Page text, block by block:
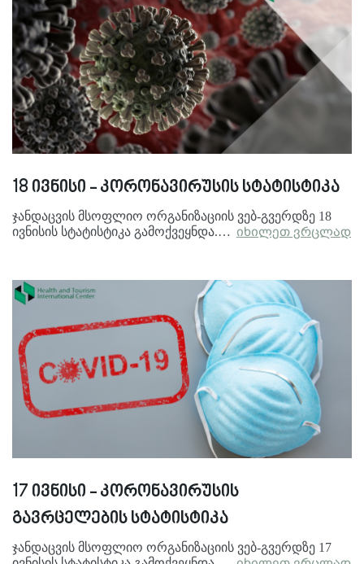
18 ივნისი - კორონავირუსის სტატისტიკა
ჯანდაცვის მსოფლიო ორგანიზაციის ვებ-გვერდზე 18
ივნისის სტატისტიკა გამოქვეყნდა.… იხილეთ ვრცლად
17 ივნისი - კორონავირუსის
გავრცელების სტატისტიკა
ჯანდაცვის მსოფლიო ორგანიზაციის ვებ-გვერდზე 17